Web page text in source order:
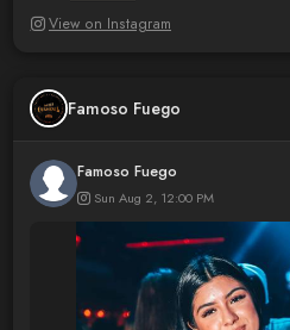
View on Instagram
Famoso Fuego
Famoso Fuego
Sun Aug 2, 12:00 PM